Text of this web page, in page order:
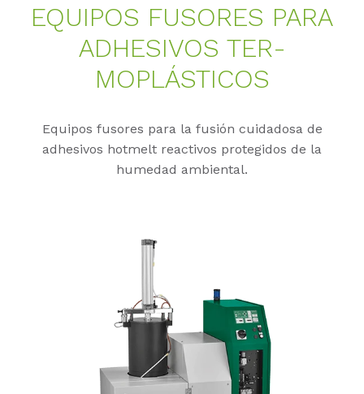
EQUI­POS FU­SO­RES PARA
AD­HE­SI­VOS TER­
MOPLÁSTI­COS
Equipos fusores para la fusión cuidadosa de
adhesivos hotmelt reactivos protegidos de la
humedad ambiental.